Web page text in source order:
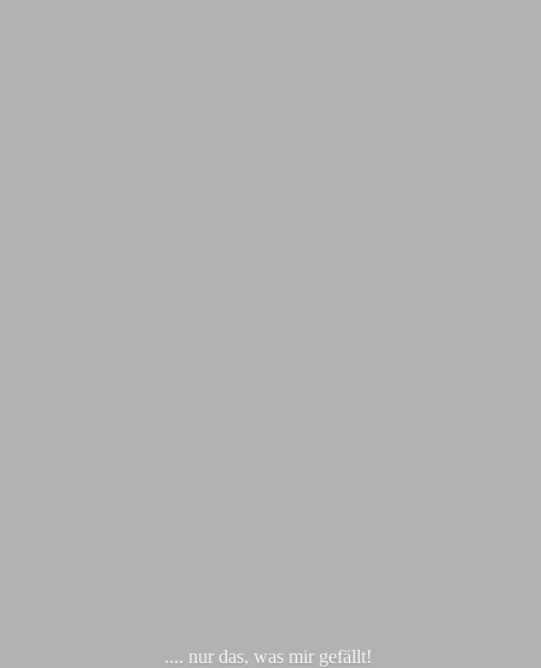
.... nur das, was mir gefällt!